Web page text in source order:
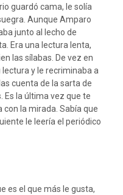
guardó cama, le solía
Aunque Amparo
junto al lecho de
Era una lectura lenta,
las sílabas. De vez en
y le recriminaba a
cuenta de la sarta de
Es la última vez que te
con la mirada. Sabía que
le leería el periódico
es el que más le gusta,